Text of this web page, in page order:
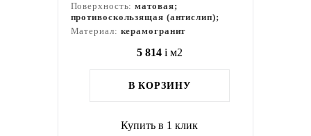
Поверхность:матовая;
противоскользящая (антислип);
Материал: керамогранит
5 814 i м2
В КОРЗИНУ
Купить в 1 клик